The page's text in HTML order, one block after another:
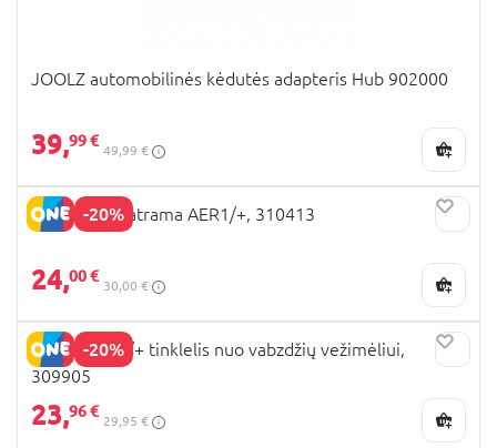
JOOLZ automobilinės kėdutės adapteris Hub 902000
39,99 €
49,99 €
-20%
JOOLZ kojų atrama AER1/+, 310413
24,00 €
30,00 €
-20%
JOOLZ Aer1/+ tinklelis nuo vabzdžių vežimėliui,
309905
23,96 €
29,95 €